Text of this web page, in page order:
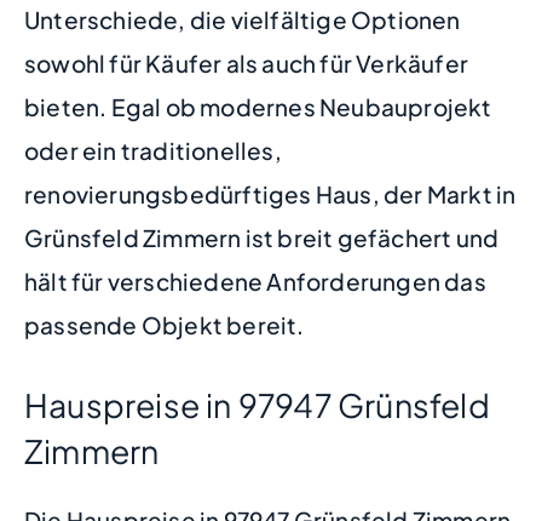
Unterschiede, die vielfältige Optionen
sowohl für Käufer als auch für Verkäufer
bieten. Egal ob modernes Neubauprojekt
oder ein traditionelles,
renovierungsbedürftiges Haus, der Markt in
Grünsfeld Zimmern ist breit gefächert und
hält für verschiedene Anforderungen das
passende Objekt bereit.
Hauspreise in 97947 Grünsfeld
Zimmern